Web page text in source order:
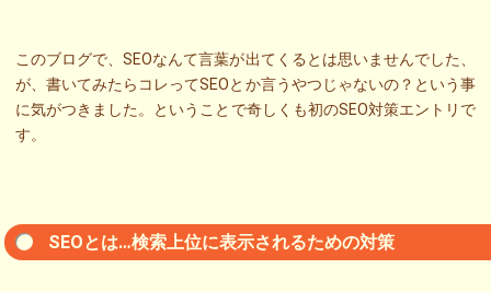
このブログで、SEOなんて言葉が出てくるとは思いませんでした、
が、書いてみたらコレってSEOとか言うやつじゃないの？という事
に気がつきました。ということで奇しくも初のSEO対策エントリで
す。
SEOとは…検索上位に表示されるための対策